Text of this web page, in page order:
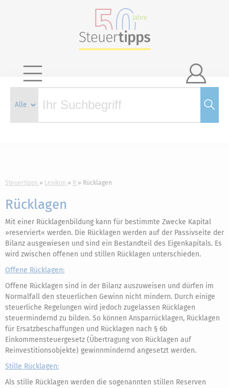

Steuertipps Lexikon R Rücklagen
Rücklagen
Mit einer Rücklagenbildung kann für bestimmte Zwecke Kapital
»reserviert« werden. Die Rücklagen werden auf der Passivseite der
Bilanz ausgewiesen und sind ein Bestandteil des Eigenkapitals. Es
wird zwischen offenen und stillen Rücklagen unterschieden.
Offene Rücklagen:
Offene Rücklagen sind in der Bilanz auszuweisen und dürfen im
Normalfall den steuerlichen Gewinn nicht mindern. Durch einige
steuerliche Regelungen wird jedoch zugelassen Rücklagen
steuermindernd zu bilden. So können Ansparrücklagen, Rücklagen
für Ersatzbeschaffungen und Rücklagen nach § 6b
Einkommensteuergesetz (Übertragung von Rücklagen auf
Reinvestitionsobjekte) gewinnmindernd angesetzt werden.
Stille Rücklagen:
Als stille Rücklagen werden die sogenannten stillen Reserven